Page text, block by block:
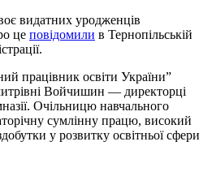
видатних уродженців
це повідомили в Тернопільській
працівник освіти України”
Войчишин — директорці
Очільницю навчального
сумлінну працю, високий
у розвитку освітньої сфери